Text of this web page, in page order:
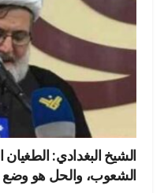
الشيخ البغدادي:
الشعوب، والحل هو وضع